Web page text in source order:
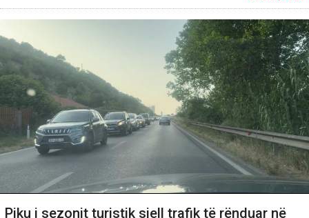
Piku i sezonit turistik sjell trafik të rënduar në